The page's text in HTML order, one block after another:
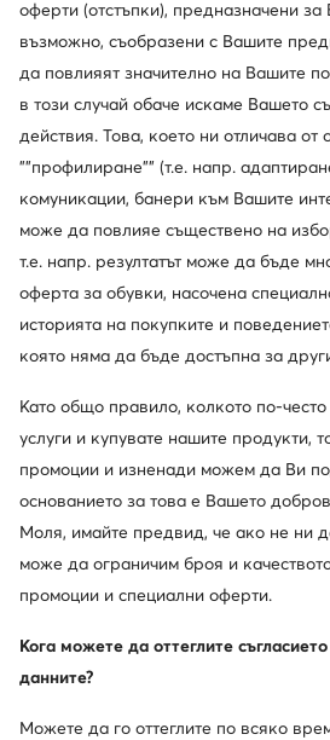
Имате
Проверете най-често
за обслужване на клиенти или
Център за обслужване на
оферти (отстъпки), предназначени за
възможно, съобразени с Вашите
да повлияят значително на Вашите
в този случай обаче искаме Вашето
действия. Това, което ни отличава от
""профилиране"" (т.е. напр.
комуникации, банери към Вашите
може да повлияе съществено на
т.е. напр. резултатът може да бъде
оферта за обувки, насочена
историята на покупките и
която няма да бъде достъпна за
Като общо правило, колкото по-
услуги и купувате нашите продукти,
промоции и изненади можем да Ви
основанието за това е Вашето
Моля, имайте предвид, че ако не ни
може да ограничим броя и
промоции и специални оферти.
Кога можете да оттеглите
данните?
Можете да го оттеглите по всяко